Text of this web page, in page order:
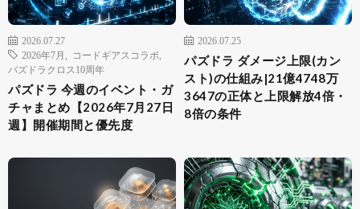
2026.07.27
2026年7月
コードギアスコラボ
パズドラクロス10周年
パズドラ 今週のイベント・ガ
チャまとめ【2026年7月27日
週】開催期間と優先度
2026.07.25
パズドラ ダメージ上限(カン
スト)の仕組み|21億4748万
3647の正体と上限解放4倍・
8倍の条件